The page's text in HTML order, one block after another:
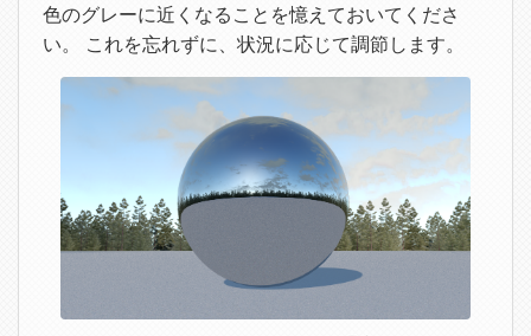
色のグレーに近くなることを憶えておいてくださ
い。 これを忘れずに、状況に応じて調節します。